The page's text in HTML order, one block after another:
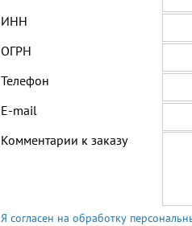
ИНН
ОГРН
Телефон
E-mail
Комментарии к заказу
Я согласен на обработку